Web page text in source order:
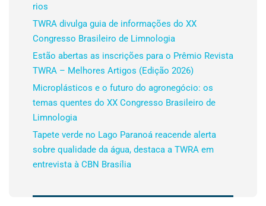
rios
TWRA divulga guia de informações do XX
Congresso Brasileiro de Limnologia
Estão abertas as inscrições para o Prêmio Revista
TWRA – Melhores Artigos (Edição 2026)
Microplásticos e o futuro do agronegócio: os
temas quentes do XX Congresso Brasileiro de
Limnologia
Tapete verde no Lago Paranoá reacende alerta
sobre qualidade da água, destaca a TWRA em
entrevista à CBN Brasília